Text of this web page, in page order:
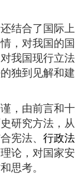
结合了国际
，对我国的
我国现行立
独到见解和建
，由前言和
研究方法，
宪法、 行政法
论，对国家
思考。